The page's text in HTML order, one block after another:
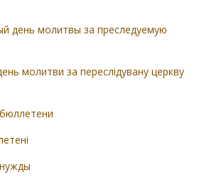
день молитвы за преследуемую
молитви за переслідувану церкву